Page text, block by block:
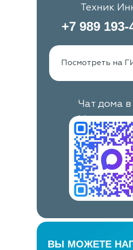
Посмотреть на
+7 989 193-
Техник
Чат дома в
Max
ВЫ МОЖЕТЕ